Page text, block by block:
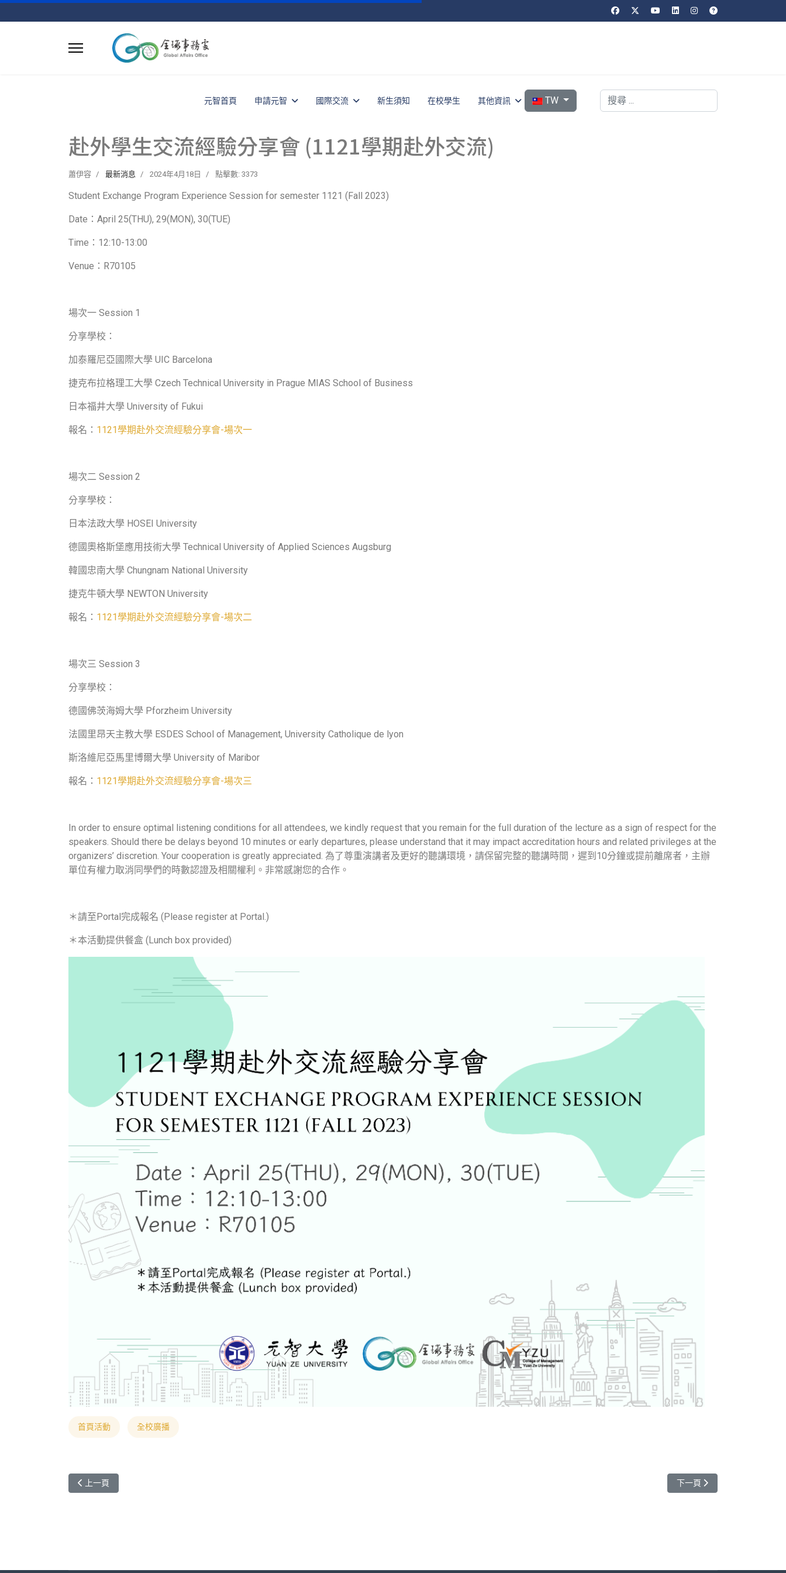
元智首頁 申請元智 國際交流 新生須知 在校學生 其他資訊 選擇你的語言
TW 搜索
赴外學生交流經驗分享會 (1121學期赴外交流)
蕭伊容 最新消息 2024年4月18日 點擊數: 3373
Student Exchange Program Experience Session for semester 1121 (Fall 2023)
Date：April 25(THU), 29(MON), 30(TUE)
Time：12:10-13:00
Venue：R70105
場次一 Session 1
分享學校：
加泰羅尼亞國際大學 UIC Barcelona
捷克布拉格理工大學 Czech Technical University in Prague MIAS School of Business
日本福井大學 University of Fukui
報名： 1121學期赴外交流經驗分享會-場次一
場次二 Session 2
分享學校：
日本法政大學 HOSEI University
德國奧格斯堡應用技術大學 Technical University of Applied Sciences Augsburg
韓國忠南大學 Chungnam National University
捷克牛頓大學 NEWTON University
報名： 1121學期赴外交流經驗分享會-場次二
場次三 Session 3
分享學校：
德國佛茨海姆大學 Pforzheim University
法國里昂天主教大學 ESDES School of Management, University Catholique de lyon
斯洛維尼亞馬里博爾大學 University of Maribor
報名： 1121學期赴外交流經驗分享會-場次三
In order to ensure optimal listening conditions for all attendees, we kindly request that you remain for the full duration of the lecture as a sign of respect for the
speakers. Should there be delays beyond 10 minutes or early departures, please understand that it may impact accreditation hours and related privileges at the
organizers’ discretion. Your cooperation is greatly appreciated. 為了尊重演講者及更好的聽講環境，請保留完整的聽講時間，遲到10分鐘或提前離席者，主辦
單位有權力取消同學們的時數認證及相關權利。非常感謝您的合作。
＊請至Portal完成報名 (Please register at Portal.)
＊本活動提供餐盒 (Lunch box provided)
首頁活動 全校廣播
上一篇文章: 歡迎參加美國德州健康與科學大學 TEXAS HEALTH AND SCIENCE UNIVERSITY學校學程說明會
上一頁 下一篇文章: 歡迎參加美國
下一頁